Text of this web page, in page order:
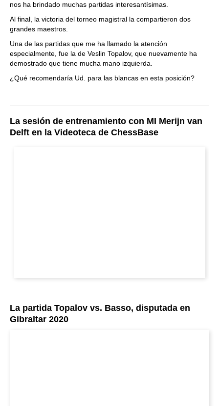
nos ha brindado muchas partidas interesantísimas.
Al final, la victoria del torneo magistral la compartieron dos
grandes maestros.
Una de las partidas que me ha llamado la atención
especialmente, fue la de Veslin Topalov, que nuevamente ha
demostrado que tiene mucha mano izquierda.
¿Qué recomendaría Ud. para las blancas en esta posición?
La sesión de entrenamiento con MI Merijn van
Delft en la Videoteca de ChessBase
La partida Topalov vs. Basso, disputada en
Gibraltar 2020